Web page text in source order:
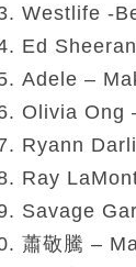
Westlife -
Ed
Adele –
Olivia Ong
Ryann
Ray
Savage
蕭敬騰 –